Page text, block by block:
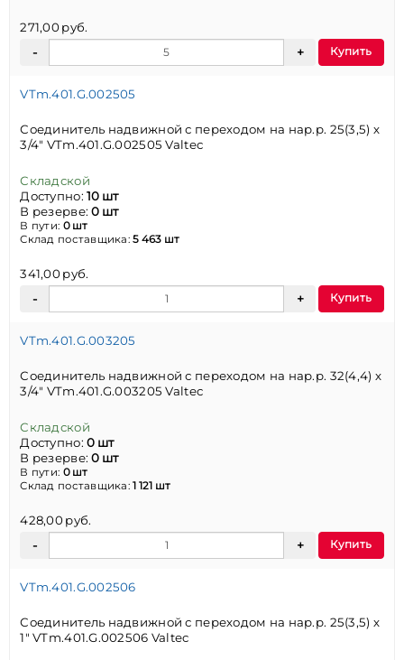
271,00 руб.
Купить
VTm.401.G.002505
Соединитель надвижной с переходом на нар.р. 25(3,5) х
3/4" VTm.401.G.002505 Valtec
Складской
Доступно:10 шт
В резерве:0 шт
В пути: 0 шт
Склад поставщика:5 463 шт
341,00 руб.
Купить
VTm.401.G.003205
Соединитель надвижной с переходом на нар.р. 32(4,4) х
3/4" VTm.401.G.003205 Valtec
Складской
Доступно:0 шт
В резерве:0 шт
В пути: 0 шт
Склад поставщика:1 121 шт
428,00 руб.
Купить
VTm.401.G.002506
Соединитель надвижной с переходом на нар.р. 25(3,5) х
1" VTm.401.G.002506 Valtec